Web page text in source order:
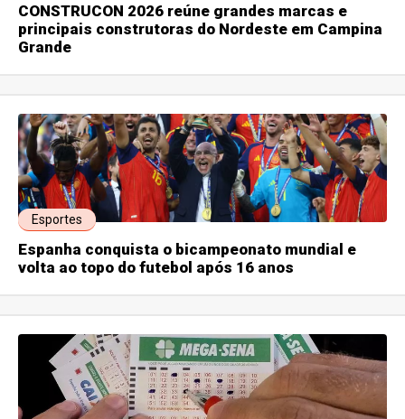
CONSTRUCON 2026 reúne grandes marcas e
principais construtoras do Nordeste em Campina
Grande
Esportes
Espanha conquista o bicampeonato mundial e
volta ao topo do futebol após 16 anos